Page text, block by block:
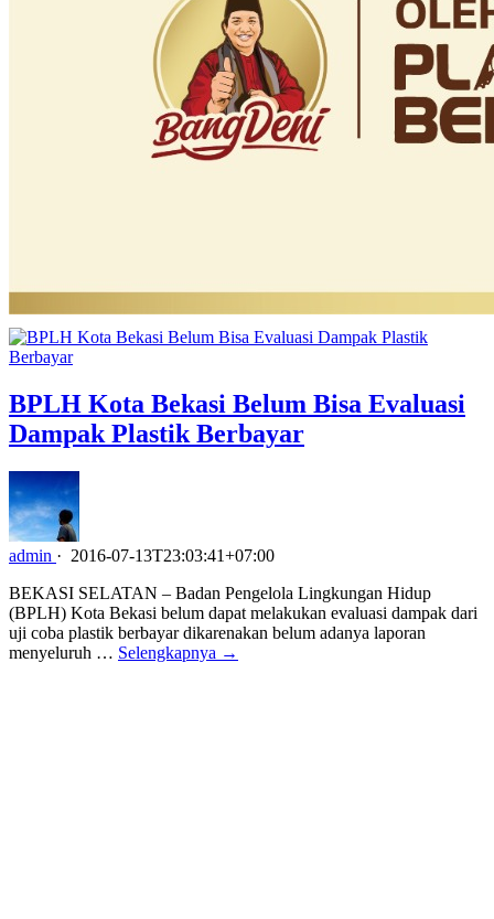
BPLH Kota Bekasi Belum Bisa Evaluasi
Dampak Plastik Berbayar
admin · 2016-07-13T23:03:41+07:00
BEKASI SELATAN – Badan Pengelola Lingkungan Hidup
(BPLH) Kota Bekasi belum dapat melakukan evaluasi dampak dari
uji coba plastik berbayar dikarenakan belum adanya laporan
menyeluruh … Selengkapnya →